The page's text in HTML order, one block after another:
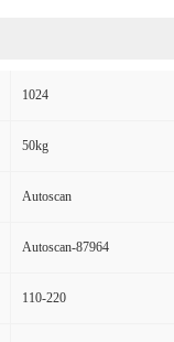
1024
50kg
Autoscan
Autoscan-87964
110-220